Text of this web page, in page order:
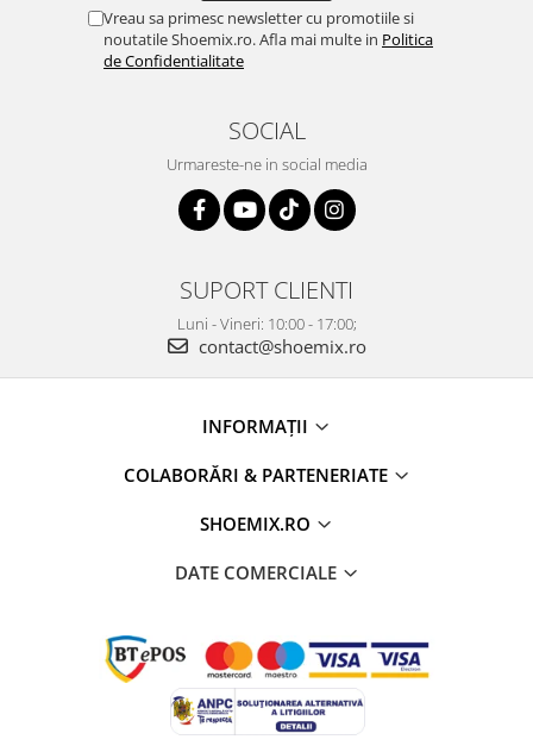
Vreau sa primesc newsletter cu promotiile si
noutatile Shoemix.ro. Afla mai multe in Politica
de Confidentialitate
SOCIAL
Urmareste-ne in social media
SUPORT CLIENTI
Luni - Vineri: 10:00 - 17:00;
contact@shoemix.ro
INFORMAȚII
COLABORĂRI & PARTENERIATE
SHOEMIX.RO
DATE COMERCIALE